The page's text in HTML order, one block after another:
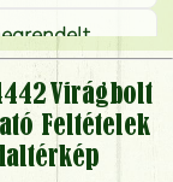
kiszállítással
Virágbolt
Feltételek